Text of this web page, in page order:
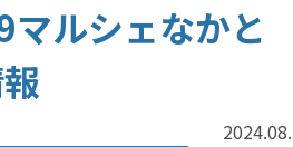
ルシェなかと